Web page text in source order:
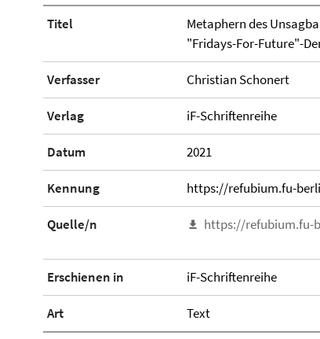
Titel
Metaphern des
"Fridays-For-Future"-
Verfasser Christian Schonert
Verlag iF-Schriftenreihe
Datum 2021
Kennung https://refubium.fu-
Quelle/n https://refubium.fu-
Erschienen in iF-Schriftenreihe
Art Text